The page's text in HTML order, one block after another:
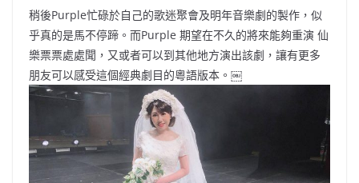
稍後Purple忙碌於自己的歌迷聚會及明年音樂劇的製作，似
乎真的是馬不停蹄。而Purple 期望在不久的將來能夠重演 仙
樂票票處處聞，又或者可以到其他地方演出該劇，讓有更多
朋友可以感受這個經典劇目的粵語版本。￼